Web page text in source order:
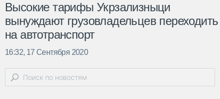
Высокие тарифы Укрзализныци
вынуждают грузовладельцев переходить
на автотранспорт
16:32, 17 Сентября 2020